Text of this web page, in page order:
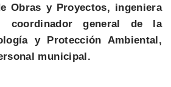
Obras y Proyectos, ingeniera
coordinador general de la
y Protección Ambiental,
municipal.